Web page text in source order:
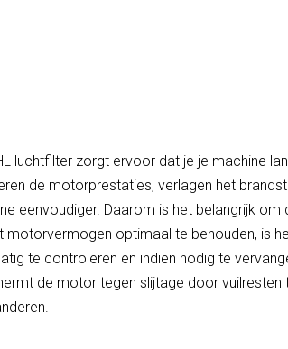
luchtfilter zorgt ervoor dat je je machine
de motorprestaties, verlagen het
eenvoudiger. Daarom is het belangrijk om
motorvermogen optimaal te behouden, is
te controleren en indien nodig te
de motor tegen slijtage door vuilresten